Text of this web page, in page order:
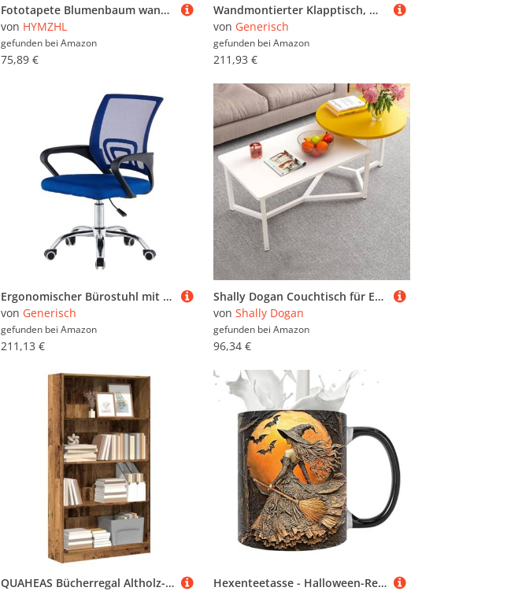
Fototapete Blumenbaum wandmalerei 3d Vlies Tapeten Wandtapete Moderne Wanddeko Design Wand Dekoration Wohnzimmer Schlafzimmer Büro 250cm×175cm(Breite x Höhe)
von HYMZHL
gefunden bei Amazon
75,89 €
Wandmontierter Klapptisch, Massivholz Werkbank für Büro, Schlafzimmer, Küche, platzsparendes faltbares Design
von Generisch
gefunden bei Amazon
211,93 €
Ergonomischer Bürostuhl mit verstellbaren Armlehnen, Netzrückseite, Lendenwirbelstütze, Dreh-Design, flexible Räder, perfekt für Zuhause und Büro (blau)
von Generisch
gefunden bei Amazon
211,13 €
Shally Dogan Couchtisch für Esszimmer mit 2 Regalen, luxuriöses Design, elegant, runde und rechteckige Tischplatte, ideal für Wohnzimmer, Büro (Gelb)
von Shally Dogan
gefunden bei Amazon
96,34 €
QUAHEAS Bücherregal Altholz-Optik 80x24x143 cm, Robustes Holzwerkstoff-Design, vielseitige Aufbewahrung für Bücher, DVDs, Dekor im Wohnzimmer, Büro
Hexenteetasse - Halloween-Reisebecher aus Keramik | 350 ml Stilvoller Zauberer Kaffee mit elegantem Design für Mädchen, Geschenk für Frauen mit gruseligem Thema, Büro